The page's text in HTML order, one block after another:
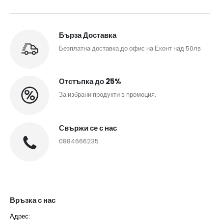
Бърза Доставка
Безплатна доставка до офис на Еконт над 50лв
Отстъпка до 25%
За избрани продукти в промоция.
Свържи се с нас
0884666235
Връзка с нас
Адрес: